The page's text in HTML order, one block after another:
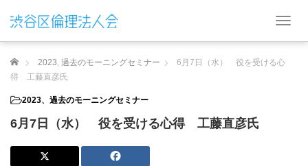
T
g
ホーム 2023, 過去のモーニングセミナー
6月7日（水） 役を受ける心
得 工藤直彦氏
2023、 過去のモーニングセミナー
6月7日（水） 役を受ける心得 工藤直彦氏